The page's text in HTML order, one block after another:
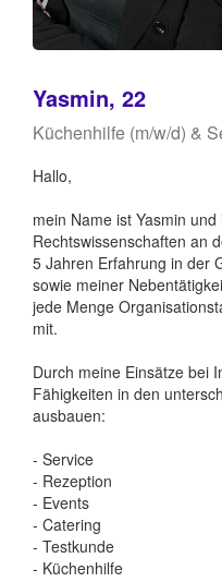
Yasmin, 22
Küchenhilfe (m/w/d) &
Hallo,
mein Name ist Yasmin
Rechtswissenschaften an
5 Jahren Erfahrung in der
sowie meiner
jede Menge
mit.
Durch meine Einsätze bei
Fähigkeiten in den
ausbauen:
- Service
- Rezeption
- Events
- Catering
- Testkunde
- Küchenhilfe